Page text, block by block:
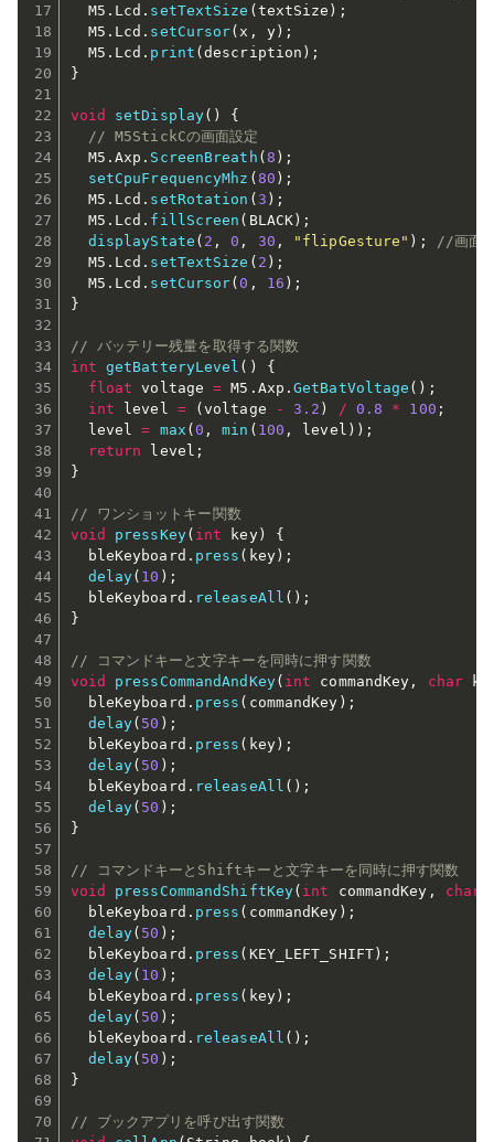
  M5
. Lcd . setTextSize (textSize ) ;
  M5
. Lcd . setCursor( x , y) ;
  M5
. Lcd . print (description ) ;
}
void setDisplay( )
{
// M5StickCの画面設定
  M5
.Axp . ScreenBreath (8 ) ;
setCpuFrequencyMhz (80 ) ;
  M5
. Lcd . setRotation (3 ) ;
  M5
. Lcd . fillScreen ( BLACK) ;
displayState ( 2 , 0 , 30 , "flipGesture" ) ;
//画面
  M5
. Lcd . setTextSize ( 2 ) ;
  M5
. Lcd . setCursor(0 , 16 ) ;
}
// バッテリー残量を取得する関数
int getBatteryLevel ( )
{
float voltage = M5 . Axp .GetBatVoltage ( ) ;
int level = (voltage - 3.2 ) / 0.8 * 100 ;
  level
= max (0 , min ( 100 , level ) ) ;
return level ;
}
// ワンショットキー関数
void
pressKey( int key)
{
  bleKeyboard
. press ( key) ;
delay( 10 ) ;
  bleKeyboard
. releaseAll ( ) ;
}
// コマンドキーと文字キーを同時に押す関数
void
pressCommandAndKey( int commandKey , char
  bleKeyboard
. press ( commandKey ) ;
delay( 50 ) ;
  bleKeyboard
. press ( key) ;
delay( 50 ) ;
  bleKeyboard
. releaseAll ( ) ;
delay( 50 ) ;
}
// コマンドキーとShiftキーと文字キーを同時に押す関数
void
pressCommandShiftKey( int commandKey , char
  bleKeyboard
. press ( commandKey ) ;
delay( 50 ) ;
  bleKeyboard
. press ( KEY_LEFT_SHIFT) ;
delay( 10 ) ;
  bleKeyboard
. press ( key) ;
delay( 50 ) ;
  bleKeyboard
. releaseAll ( ) ;
delay( 50 ) ;
}
// ブックアプリを呼び出す関数